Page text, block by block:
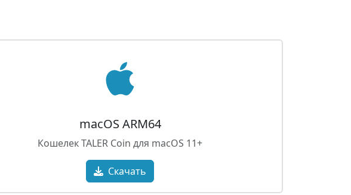
macOS ARM64
Кошелек TALER Coin для macOS 11+
Скачать